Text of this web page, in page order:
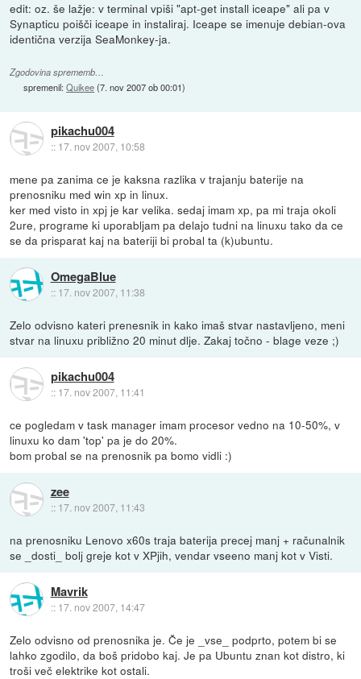
edit: oz. še lažje: v terminal vpiši "apt-get install iceape" ali pa v
Synapticu poišči iceape in instaliraj. Iceape se imenuje debian-ova
identična verzija SeaMonkey-ja.
Zgodovina sprememb…
spremenil:Quikee(7. nov 2007 ob 00:01)
pikachu004
:: 17. nov 2007, 10:58
mene pa zanima ce je kaksna razlika v trajanju baterije na
prenosniku med win xp in linux.
ker med visto in xpj je kar velika. sedaj imam xp, pa mi traja okoli
2ure, programe ki uporabljam pa delajo tudni na linuxu tako da ce
se da prisparat kaj na bateriji bi probal ta (k)ubuntu.
OmegaBlue
:: 17. nov 2007, 11:38
Zelo odvisno kateri prenesnik in kako imaš stvar nastavljeno, meni
stvar na linuxu približno 20 minut dlje. Zakaj točno - blage veze ;)
pikachu004
:: 17. nov 2007, 11:41
ce pogledam v task manager imam procesor vedno na 10-50%, v
linuxu ko dam 'top' pa je do 20%.
bom probal se na prenosnik pa bomo vidli :)
zee
:: 17. nov 2007, 11:43
na prenosniku Lenovo x60s traja baterija precej manj + računalnik
se _dosti_ bolj greje kot v XPjih, vendar vseeno manj kot v Visti.
Mavrik
:: 17. nov 2007, 14:47
Zelo odvisno od prenosnika je. Če je _vse_ podprto, potem bi se
lahko zgodilo, da boš pridobo kaj. Je pa Ubuntu znan kot distro, ki
troši več elektrike kot ostali.